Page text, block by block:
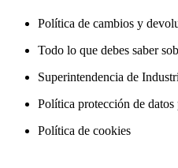
Política de cambios y
Todo lo que debes saber
Superintendencia de
Política protección de datos
Política de cookies